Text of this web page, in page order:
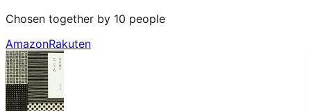
Chosen together by 10 people
AmazonRakuten